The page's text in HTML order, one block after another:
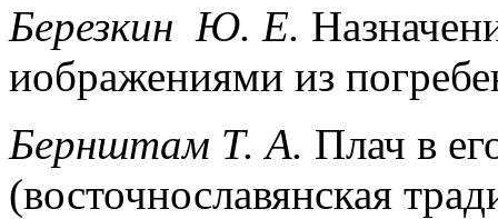
Березкин Ю. Е.
иображениями из
Бернштам Т. А. Плач в
(восточнославянская